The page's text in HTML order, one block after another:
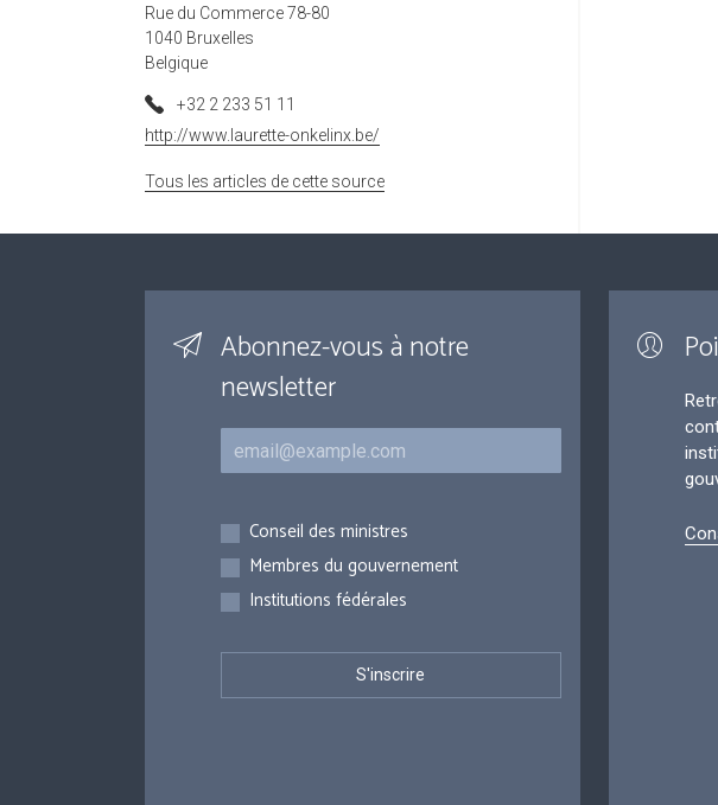
Rue du Commerce 78-80
1040 Bruxelles
Belgique
+32 2 233 51 11
http://www.laurette-onkelinx.be/
Tous les articles de cette source
Abonnez-vous à notre
newsletter
Courriel
Inscriptions
Conseil des ministres
Membres du gouvernement
Institutions fédérales